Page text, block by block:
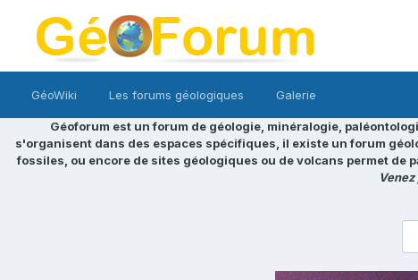
GéoWiki Les forums géologiques Galerie
Géoforum est un forum de géologie, minéralogie,
s'organisent dans des espaces spécifiques, il existe un forum
fossiles, ou encore de sites géologiques ou de volcans permet de